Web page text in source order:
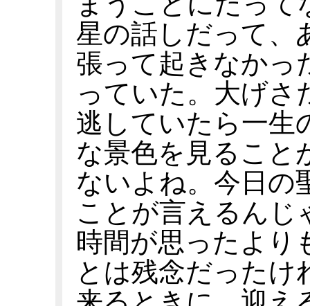
星の話しだって、
張って起きなかっ
っていた。大げさ
逃していたら一生
な景色を見ること
ないよね。今日の
ことが言えるんじ
時間が思ったより
とは残念だったけ